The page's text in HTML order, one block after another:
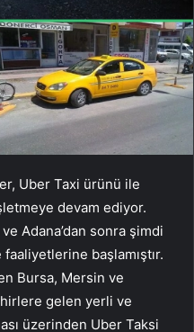
Uber Taxi ürünü ile
devam ediyor.
Adana’dan sonra şimdi
başlamıştır.
Bursa, Mersin ve
gelen yerli ve
üzerinden Uber Taksi